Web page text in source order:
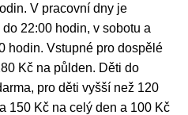
V pracovní dny je
22:00 hodin, v sobotu a
hodin. Vstupné pro dospělé
Kč na půlden. Děti do
pro děti vyšší než 120
150 Kč na celý den a 100 Kč